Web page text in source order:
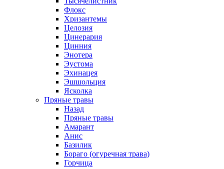
Флокс
Хризантемы
Целозия
Цинерария
Цинния
Энотера
Эустома
Эхинацея
Эшшольция
Ясколка
Пряные травы
Назад
Пряные травы
Амарант
Анис
Базилик
Бораго (огуречная трава)
Горчица